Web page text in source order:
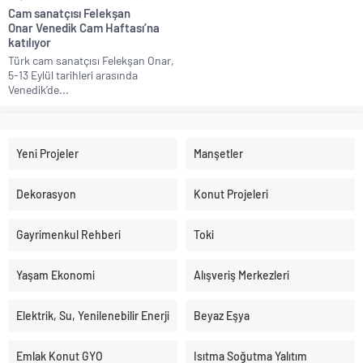
Cam sanatçısı Felekşan
Onar Venedik Cam Haftası’na
katılıyor
Türk cam sanatçısı Felekşan Onar,
5-13 Eylül tarihleri arasında
Venedik’de...
Yeni Projeler Manşetler
Dekorasyon Konut Projeleri
Gayrimenkul Rehberi Toki
Yaşam Ekonomi Alışveriş Merkezleri
Elektrik, Su, Yenilenebilir Enerji Beyaz Eşya
Emlak Konut GYO Isıtma Soğutma Yalıtım